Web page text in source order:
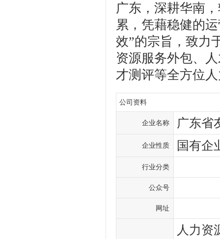
广东，深耕华南
累，凭藉稳健的
效”的宗旨，致力
资源服务外包、
才测评等全方位
公司资料
企业名称 广东省
企业性质 国有企
行业分类
公众号
网址
人力资